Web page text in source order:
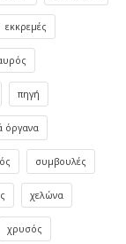
εκκρεμές
πηγή
όργανα
συμβουλές
χελώνα
χρυσός